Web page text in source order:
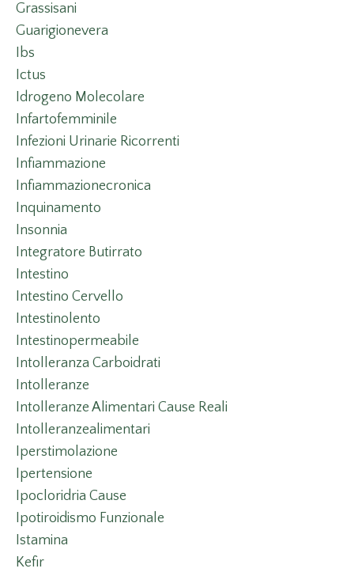
Grassisani
Guarigionevera
Ibs
Ictus
Idrogeno Molecolare
Infartofemminile
Infezioni Urinarie Ricorrenti
Infiammazione
Infiammazionecronica
Inquinamento
Insonnia
Integratore Butirrato
Intestino
Intestino Cervello
Intestinolento
Intestinopermeabile
Intolleranza Carboidrati
Intolleranze
Intolleranze Alimentari Cause Reali
Intolleranzealimentari
Iperstimolazione
Ipertensione
Ipocloridria Cause
Ipotiroidismo Funzionale
Istamina
Kefir